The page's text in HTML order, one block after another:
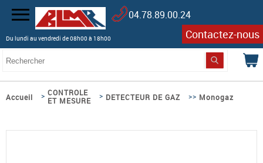
04.78.89.00.24
Du lundi au vendredi de 08h00 à 18h00 Contactez-nous
Accueil > CONTROLE
ET MESURE
> DETECTEUR DE GAZ >> Monogaz